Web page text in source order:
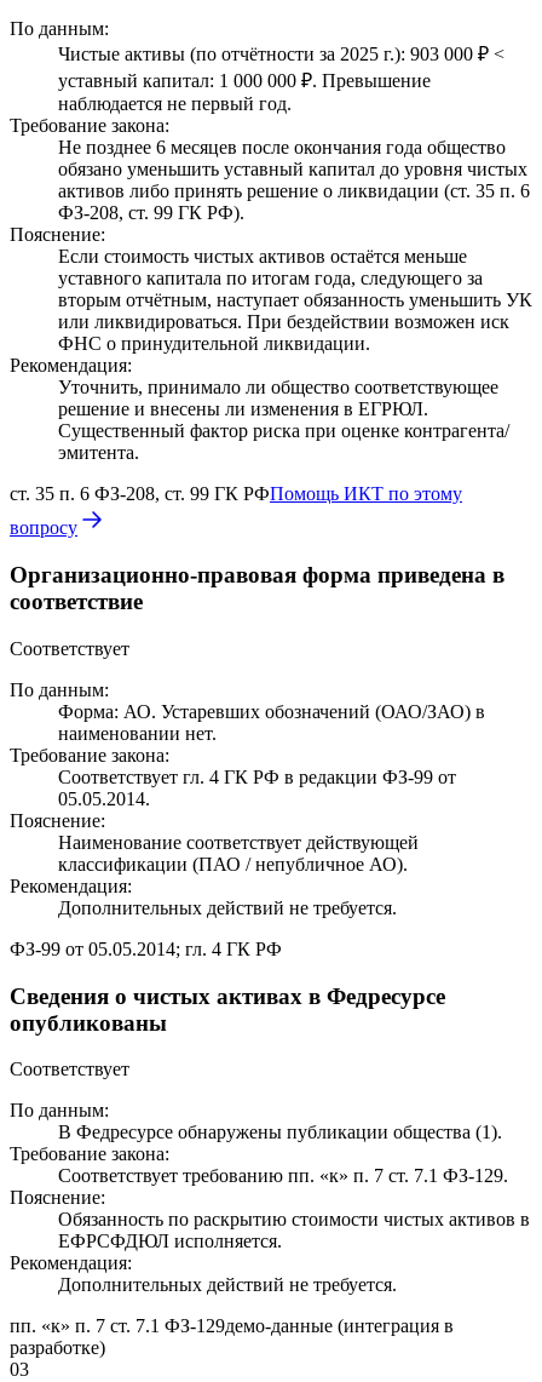
По данным:
Чистые активы (по отчётности за 2025 г.): 903 000 ₽ <
уставный капитал: 1 000 000 ₽. Превышение
наблюдается не первый год.
Требование закона:
Не позднее 6 месяцев после окончания года общество
обязано уменьшить уставный капитал до уровня чистых
активов либо принять решение о ликвидации (ст. 35 п. 6
ФЗ-208, ст. 99 ГК РФ).
Пояснение:
Если стоимость чистых активов остаётся меньше
уставного капитала по итогам года, следующего за
вторым отчётным, наступает обязанность уменьшить УК
или ликвидироваться. При бездействии возможен иск
ФНС о принудительной ликвидации.
Рекомендация:
Уточнить, принимало ли общество соответствующее
решение и внесены ли изменения в ЕГРЮЛ.
Существенный фактор риска при оценке контрагента/
эмитента.
ст. 35 п. 6 ФЗ-208, ст. 99 ГК РФПомощь ИКТ по этому
вопросу
Организационно-правовая форма приведена в
соответствие
Соответствует
По данным:
Форма: АО. Устаревших обозначений (ОАО/ЗАО) в
наименовании нет.
Требование закона:
Соответствует гл. 4 ГК РФ в редакции ФЗ-99 от
05.05.2014.
Пояснение:
Наименование соответствует действующей
классификации (ПАО / непубличное АО).
Рекомендация:
Дополнительных действий не требуется.
ФЗ-99 от 05.05.2014; гл. 4 ГК РФ
Сведения о чистых активах в Федресурсе
опубликованы
Соответствует
По данным:
В Федресурсе обнаружены публикации общества (1).
Требование закона:
Соответствует требованию пп. «к» п. 7 ст. 7.1 ФЗ-129.
Пояснение:
Обязанность по раскрытию стоимости чистых активов в
ЕФРСФДЮЛ исполняется.
Рекомендация:
Дополнительных действий не требуется.
пп. «к» п. 7 ст. 7.1 ФЗ-129демо-данные (интеграция в
разработке)
03